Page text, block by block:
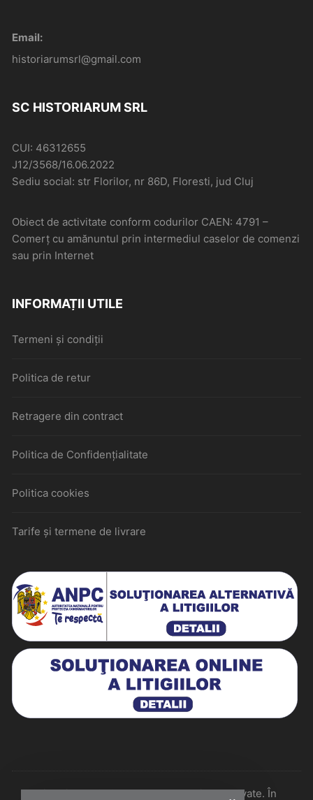
Email:
historiarumsrl@gmail.com
SC HISTORIARUM SRL
CUI: 46312655
J12/3568/16.06.2022
Sediu social: str Florilor, nr 86D, Floresti, jud Cluj
Obiect de activitate conform codurilor CAEN: 4791 –
Comerţ cu amănuntul prin intermediul caselor de comenzi
sau prin Internet
INFORMAȚII UTILE
Termeni și condiții
Politica de retur
Retragere din contract
Politica de Confidențialitate
Politica cookies
Tarife și termene de livrare
Historiarum 2026 - Toate drepturile rezervate. În